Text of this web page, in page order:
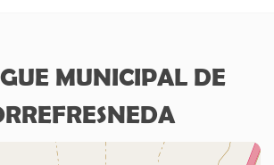
MUNICIPAL DE